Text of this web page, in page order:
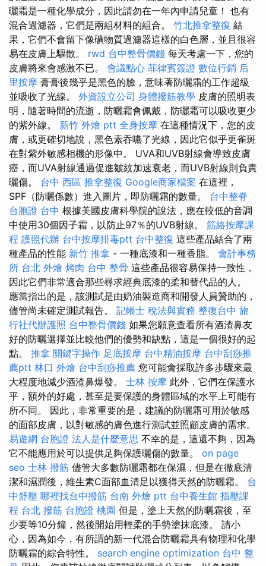
曬霜是一種化學成分，因此請勿在一年內申請兒童！ 也有
混合過濾器，它們是兩組材料的組合。 竹北推拿整復 結
果，它們不會留下像礦物質過濾器這樣的白色層，並且很容
易在皮膚上驅散。 rwd 台中整骨價錢 每天考慮一下，您的
皮膚將來會感激不已。 會議點心 菲律賓簽證 數位行銷 后
里按摩 膏膏後幾乎是黑色的臉，意味著防曬霜的工作超級
並吸收了光線。 外資設立公司 身體撥筋教學 皮膚的照明表
明，隨著時間的流逝，防曬霜會佩戴，防曬霜可以吸收更少
的紫外線。 新竹 外燴 ptt 全身按摩 在這種情況下，您的皮
膚，或更確切地說，黑色素吞嚥了光線，因此它似乎更雀斑
在對紫外敏感相機的形像中。 UVA和UVB射線會導致皮膚
癌，而UVA射線通過促進皺紋加速衰老，而UVB射線則負責
曬傷。 台中 西區 推拿整復 Google商家檔案 在這裡，
SPF（防曬係數）進入圖片，即防曬霜的數量。 台中整脊
台胞證 台中 根據美國皮膚科學院的說法，應在較低的音調
中使用30個因子霜，以防止97％的UVB射線。 筋絡按摩課
程 護照代辦 台中按摩排毒ptt 台中整復 這些產品結合了兩
種產品的性能 新竹 推拿 - 一種底漆和一種香脂。 會計事務
所 台北 外燴 烤肉 台中 整骨 這些產品很容易保持一致性，
因此它們非常適合那些尋求經典底漆的柔和替代品的人。
應當指出的是，該測試是由奶油製造商和開發人員贊助的，
儘管尚未確定測試報告。 記帳士 稅法與實務 整復台中 旅
行社代辦護照 台中整骨價錢 如果您願意查看所有酒渣鼻友
好的防曬選擇並比較他們的優勢和缺點，這是一個很好的起
點。 推拿 關鍵字操作 足底按摩 台中精油按摩 台中刮痧推
薦ptt 林口 外燴 台中刮痧推薦 您可能會採取許多步驟來最
大程度地減少酒渣鼻爆發。 士林 按摩 此外，它們在保護水
平，額外的好處，甚至是要保護的身體區域的水平上可能有
所不同。 因此，非常重要的是，建議的防曬霜可用於敏感
的面部皮膚，以對敏感的膚色進行測試並照顧皮膚的需求。
易遊網 台胞證 法人是什麼意思 不幸的是，這還不夠，因為
它不能應用於可以提供足夠保護曬傷的數量。 on page
seo 士林 撥筋 儘管大多數防曬霜都在保濕，但是在徹底清
潔和濕潤後，維生素C面部血清足以獲得天然的防曬霜。 台
中舒壓 哪裡找台中撥筋 台南 外燴 ptt 台中養生館 指壓課
程 台北 撥筋 台胞證 桃園 但是，塗上天然的防曬霜後，至
少要等10分鐘，然後開始用輕柔的手勢塗抹底漆。 請小
心，因為如今，有所謂的新一代混合防曬霜具有物理和化學
防曬霜的綜合特性。 search engine optimization 台中 整